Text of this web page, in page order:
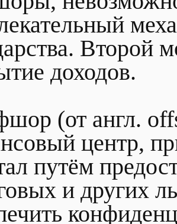
Второй
доходов.
(от англ.
центр,
путём
и других